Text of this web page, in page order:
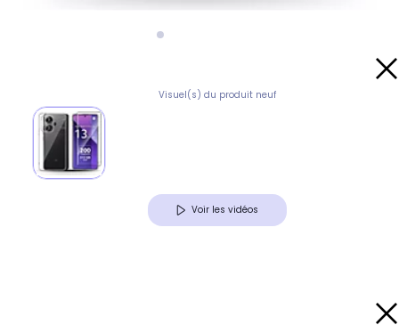
Visuel(s) du produit neuf
Voir les vidéos